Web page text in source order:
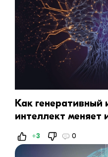
Как генеративный
интеллект
+3 0